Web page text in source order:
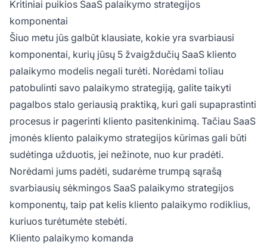
Kritiniai puikios SaaS palaikymo strategijos
komponentai
Šiuo metu jūs galbūt klausiate, kokie yra svarbiausi
komponentai, kurių jūsų 5 žvaigždučių SaaS kliento
palaikymo modelis negali turėti. Norėdami toliau
patobulinti savo palaikymo strategiją, galite taikyti
pagalbos stalo geriausią praktiką, kuri gali supaprastinti
procesus ir pagerinti kliento pasitenkinimą. Tačiau SaaS
įmonės kliento palaikymo strategijos kūrimas gali būti
sudėtinga užduotis, jei nežinote, nuo kur pradėti.
Norėdami jums padėti, sudarėme trumpą sąrašą
svarbiausių sėkmingos SaaS palaikymo strategijos
komponentų, taip pat kelis kliento palaikymo rodiklius,
kuriuos turėtumėte stebėti.
Kliento palaikymo komanda